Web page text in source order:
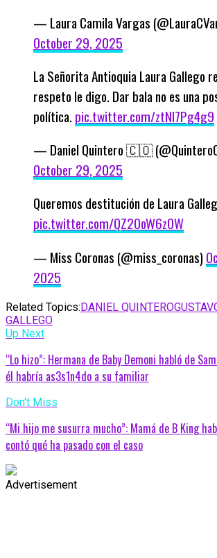
— Laura Camila Vargas
October 29, 2025
La Señorita Antioquia Laura Gallego
respeto le digo. Dar bala no es una
política. pic.twitter.com/ztNl7Pg4g9
— Daniel Quintero 🇨🇴
October 29, 2025
Queremos destitución de Laura
pic.twitter.com/QZ2OoW6zOW
— Miss Coronas (@miss_coronas)
2025
Related Topics:DANIEL QUINTERO
GALLEGO
Up Next
“Lo hizo”: Hermana de Baby Demoni habló de
él habría as3s1n4do a su familiar
Don't Miss
“Mi hijo me susurra mucho”: Mamá de B King
contó qué ha pasado con el caso
Advertisement